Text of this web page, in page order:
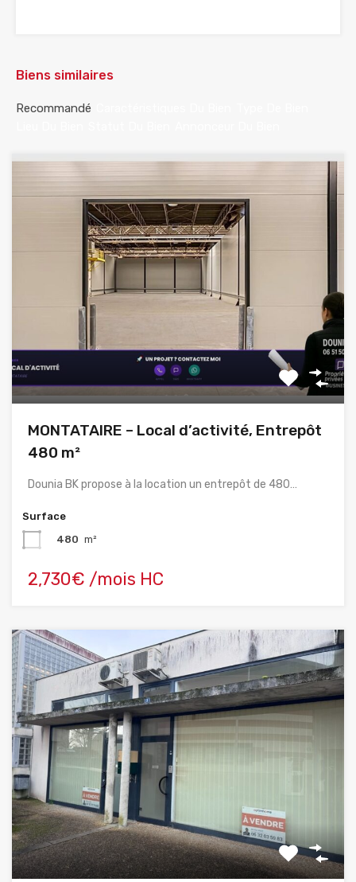
Biens similaires
Recommandé
MONTATAIRE – Local d’activité, Entrepôt
480 m²
Dounia BK propose à la location un entrepôt de 480…
Surface
480 m²
2,730€ /mois HC